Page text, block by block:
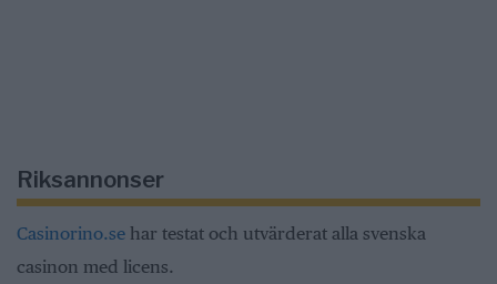
Riksannonser
Casinorino.se har testat och utvärderat alla svenska
casinon med licens.